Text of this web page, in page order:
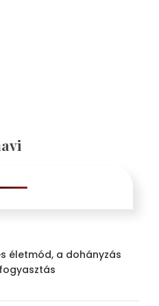
életmód, a dohányzás